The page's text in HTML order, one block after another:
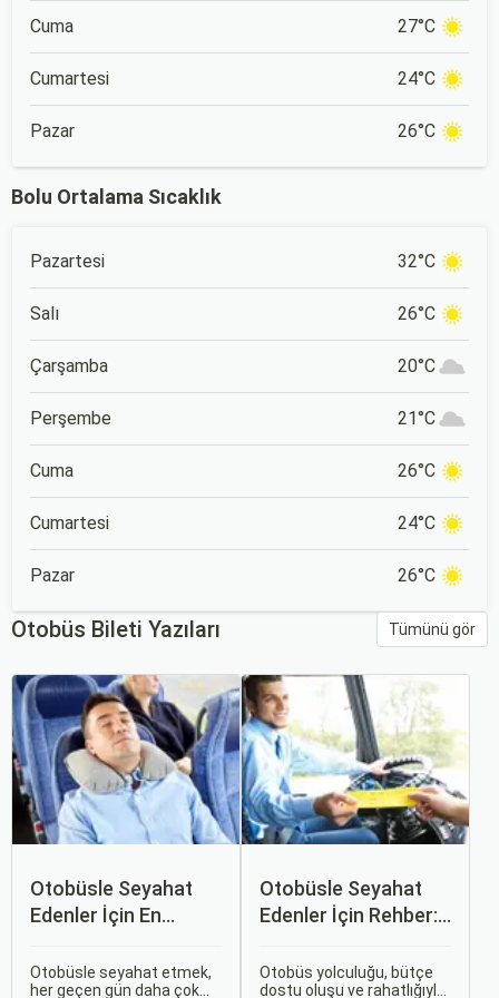
Cuma 27°C
Cumartesi 24°C
Pazar 26°C
Bolu Ortalama Sıcaklık
Pazartesi 32°C
Salı 26°C
Çarşamba 20°C
Perşembe 21°C
Cuma 26°C
Cumartesi 24°C
Pazar 26°C
Otobüs Bileti Yazıları Tümünü gör
Otobüsle Seyahat
Edenler İçin En
İpuçları
Otobüsle seyahat etmek,
her geçen gün daha çok
Otobüsle Seyahat
Edenler İçin Rehber:
Koltuk Seçimine
Otobüs yolculuğu, bütçe
dostu oluşu ve rahatlığıyla